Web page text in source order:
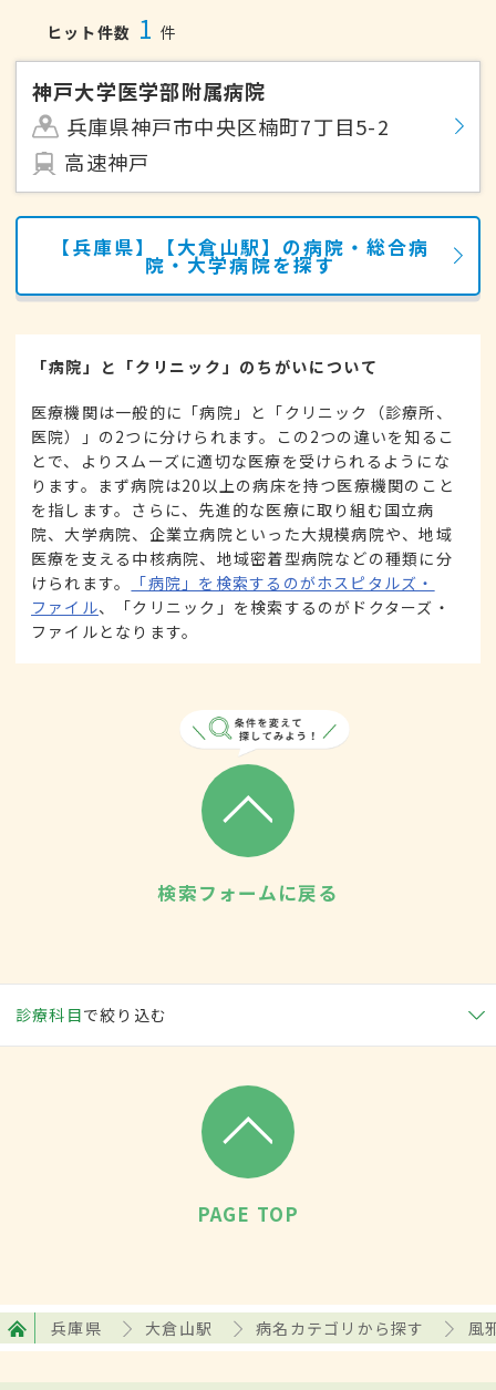
ヒット件数 1 件
神戸大学医学部附属病院
兵庫県神戸市中央区楠町7丁目5-2
高速神戸
【兵庫県】【大倉山駅】の病院・総合病
院・大学病院を探す
「病院」と「クリニック」のちがいについて
医療機関は一般的に「病院」と「クリニック（診療所、
医院）」の2つに分けられます。この2つの違いを知るこ
とで、よりスムーズに適切な医療を受けられるようにな
ります。まず病院は20以上の病床を持つ医療機関のこと
を指します。さらに、先進的な医療に取り組む国立病
院、大学病院、企業立病院といった大規模病院や、地域
医療を支える中核病院、地域密着型病院などの種類に分
けられます。
「病院」を検索するのがホスピタルズ・
ファイル、「クリニック」を検索するのがドクターズ・
ファイルとなります。
検索フォームに戻る
診療科目で絞り込む
PAGE TOP
兵庫県 大倉山駅 病名カテゴリから探す 風